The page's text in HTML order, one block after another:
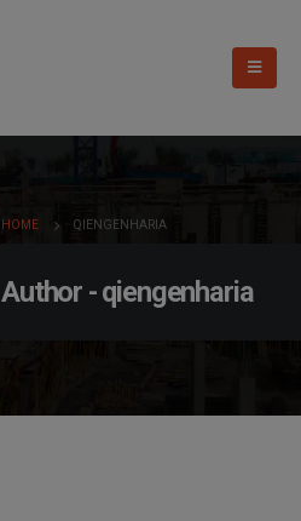
HOME QIENGENHARIA
Author - qiengenharia